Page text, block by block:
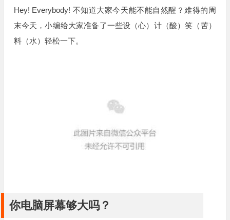
Hey! Everybody! 不知道大家今天能不能自然醒？难得的周
末今天，小编给大家准备了一些设（心）计（酸）笑（苦）
料（水）轻松一下。
你电脑屏幕够大吗？